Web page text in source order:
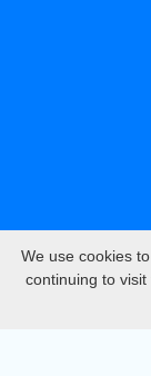
We use cookies
continuing to